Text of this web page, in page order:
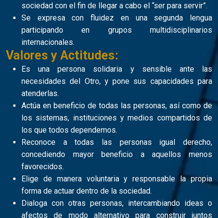
sociedad con el fin de llegar a cabo el “ser para servir”.
Se expresa con fluidez en una segunda lengua
participando en grupos multidisciplinarios
internacionales.
Valores y Actitudes:
Es una persona solidaria y sensible ante las
necesidades del Otro, y pone sus capacidades para
atenderlas.
Actúa en beneficio de todas las personas, así como de
los sistemas, instituciones y medios compartidos de
los que todos dependemos.
Reconoce a todas las personas igual derecho,
concediendo mayor beneficio a aquellos menos
favorecidos.
Elige de manera voluntaria y responsable la propia
forma de actuar dentro de la sociedad.
Dialoga con otras personas, intercambiando ideas o
afectos de modo alternativo para construir juntos